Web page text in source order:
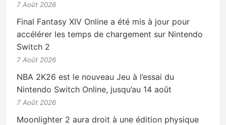
7 Août 2026
Final Fantasy XIV Online a été mis à jour pour
accélérer les temps de chargement sur Nintendo
Switch 2
7 Août 2026
NBA 2K26 est le nouveau Jeu à l’essai du
Nintendo Switch Online, jusqu’au 14 août
7 Août 2026
Moonlighter 2 aura droit à une édition physique